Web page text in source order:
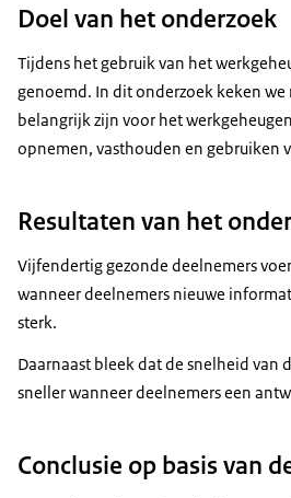
Doel van het onderzoek
Tijdens het gebruik van het
genoemd. In dit onderzoek keken
belangrijk zijn voor het
opnemen, vasthouden en gebruiken
Resultaten van het
Vijfendertig gezonde deelnemers
wanneer deelnemers nieuwe
sterk.
Daarnaast bleek dat de snelheid van
sneller wanneer deelnemers een
Conclusie op basis van